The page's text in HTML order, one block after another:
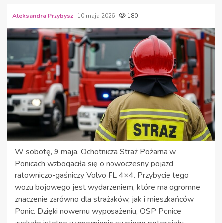
Aleksandra Przybysz 10 maja 2026 180
W sobotę, 9 maja, Ochotnicza Straż Pożarna w
Ponicach wzbogaciła się o nowoczesny pojazd
ratowniczo-gaśniczy Volvo FL 4×4. Przybycie tego
wozu bojowego jest wydarzeniem, które ma ogromne
znaczenie zarówno dla strażaków, jak i mieszkańców
Ponic. Dzięki nowemu wyposażeniu, OSP Ponice